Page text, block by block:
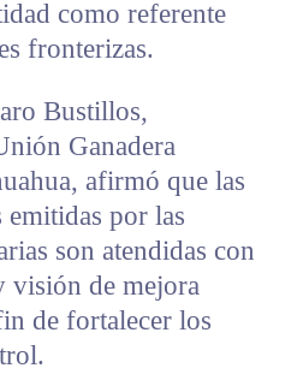
como referente
fronterizas.
Bustillos,
Ganadera
afirmó que las
emitidas por las
son atendidas con
visión de mejora
de fortalecer los